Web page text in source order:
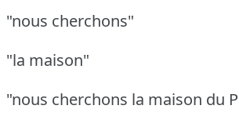
"nous cherchons"
"la maison"
"nous cherchons la maison du